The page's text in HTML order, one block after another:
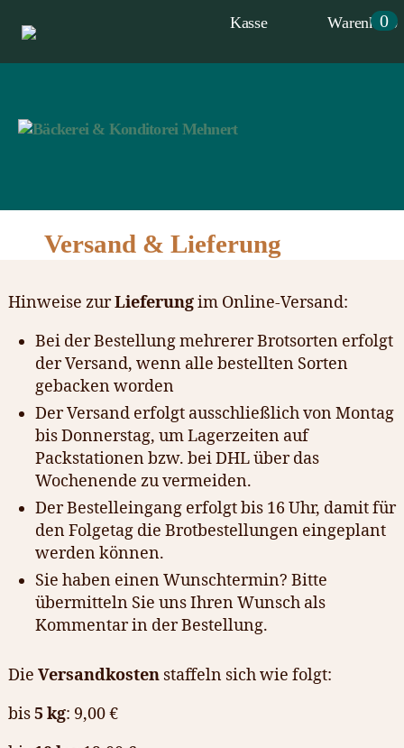
Kasse Warenkorb
0
Bäckerei
Konditorei
Versand & Lieferung
Hinweise zurLieferungim Online-Versand:
Bei der Bestellung mehrerer Brotsorten erfolgt
der Versand, wenn alle bestellten Sorten
gebacken worden
Der Versand erfolgt ausschließlich von Montag
bis Donnerstag, um Lagerzeiten auf
Packstationen bzw. bei DHL über das
Wochenende zu vermeiden.
Der Bestelleingang erfolgt bis 16 Uhr, damit für
den Folgetag die Brotbestellungen eingeplant
werden können.
Sie haben einen Wunschtermin? Bitte
übermitteln Sie uns Ihren Wunsch als
Kommentar in der Bestellung.
Die Versandkosten staffeln sich wie folgt:
bis5 kg: 9,00 €